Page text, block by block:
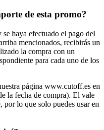
de esta promo?
haya efectuado el pago del
mencionados, recibirás un
la compra con un
para cada uno de los
página www.cutoff.es en
la fecha de compra). El vale
por lo que solo puedes usar en